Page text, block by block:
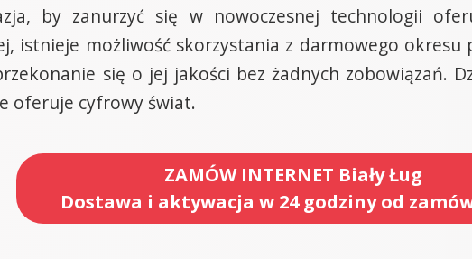
by zanurzyć się w nowoczesnej technologii
istnieje możliwość skorzystania z darmowego
się o jej jakości bez żadnych zobowiązań.
oferuje cyfrowy świat.
ZAMÓW INTERNET Biały Ług
Dostawa i aktywacja w 24 godziny od